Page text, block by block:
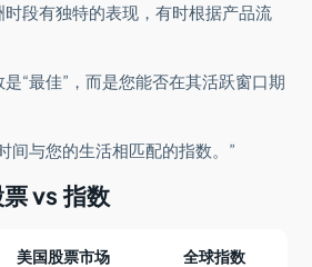
段有独特的表现，有时根据产品流
“最佳”，而是您能否在其活跃窗口期
间与您的生活相匹配的指数。”
vs 指数
美国股票市场 全球指数